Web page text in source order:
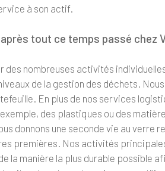
à son actif.
tout ce temps passé chez
des nombreuses activités
de la gestion des déchets.
En plus de nos services
des plastiques ou des
donnons une seconde vie au verre
premières. Nos activités
la manière la plus durable possible